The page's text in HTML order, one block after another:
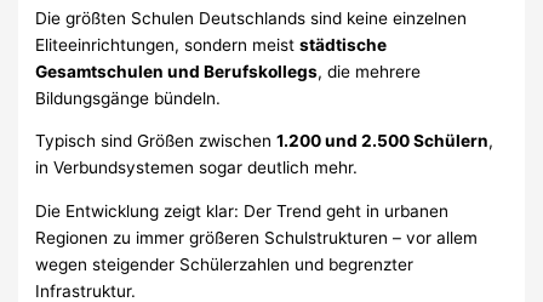
Die größten Schulen Deutschlands sind keine einzelnen
Eliteeinrichtungen, sondern meiststädtische
Gesamtschulen und Berufskollegs, die mehrere
Bildungsgänge bündeln.
Typisch sind Größen zwischen1.200 und 2.500 Schülern,
in Verbundsystemen sogar deutlich mehr.
Die Entwicklung zeigt klar: Der Trend geht in urbanen
Regionen zu immer größeren Schulstrukturen – vor allem
wegen steigender Schülerzahlen und begrenzter
Infrastruktur.